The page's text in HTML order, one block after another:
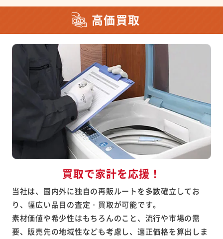
高価買取
買取で家計を応援！
当社は、国内外に独自の再販ルートを多数確立してお
り、幅広い品目の査定・買取が可能です。
素材価値や希少性はもちろんのこと、流行や市場の需
要、販売先の地域性なども考慮し、適正価格を算出しま